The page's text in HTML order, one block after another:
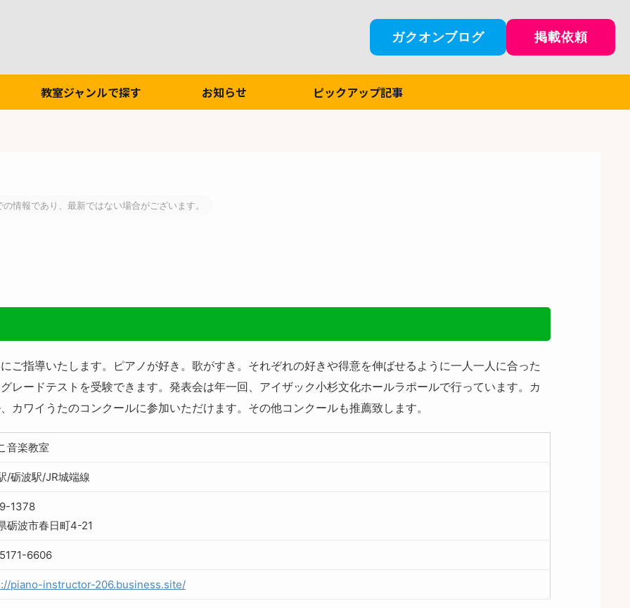
ガクオンブログ 掲載依頼
教室ジャンルで探す お知らせ ピックアップ記事
情報であり、最新ではない場合がございます。
ご指導いたします。ピアノが好き。歌がすき。それぞれの好きや得意を伸ばせるように一人一人に合った
レードテストを受験できます。発表会は年一回、アイザック小杉文化ホールラポールで行っています。カ
カワイうたのコンクールに参加いただけます。その他コンクールも推薦致します。
音楽教室
/砺波駅/JR城端線
1378
砺波市春日町4-21
6606
piano-instructor-206.business.site/